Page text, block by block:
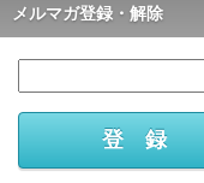
メルマガ登録・解除